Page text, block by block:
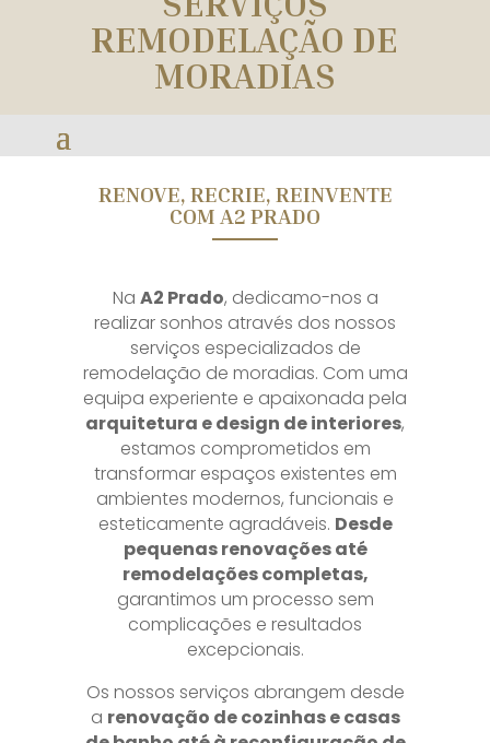
REMODELAÇÃO DE
MORADIAS
RENOVE, RECRIE, REINVENTE
COM A2 PRADO
Na A2 Prado, dedicamo-nos a
realizar sonhos através dos nossos
serviços especializados de
remodelação de moradias. Com uma
equipa experiente e apaixonada pela
arquitetura e design de interiores,
estamos comprometidos em
transformar espaços existentes em
ambientes modernos, funcionais e
esteticamente agradáveis. Desde
pequenas renovações até
remodelações completas,
garantimos um processo sem
complicações e resultados
excepcionais.
Os nossos serviços abrangem desde
a renovação de cozinhas e casas